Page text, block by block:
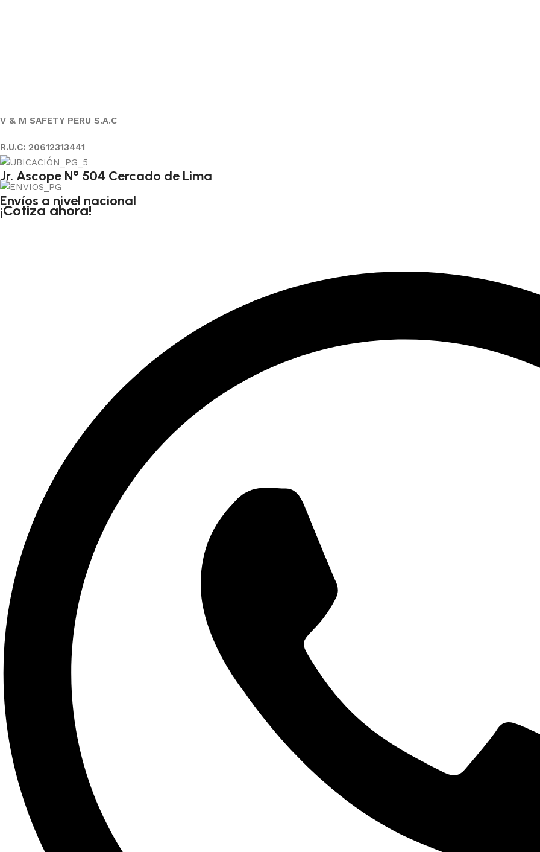
V & M SAFETY PERU S.A.C
R.U.C: 20612313441
Jr. Ascope N° 504 Cercado de Lima
Envíos a nivel nacional
¡Cotiza ahora!